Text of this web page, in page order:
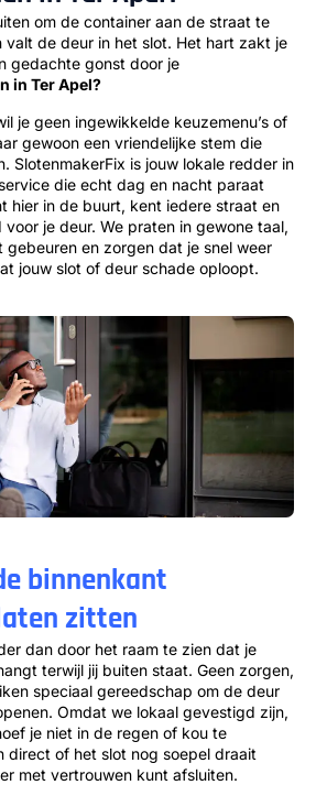
om de container aan de straat te
valt de deur in het slot. Het hart zakt je
gedachte gonst door je
in Ter Apel?
je geen ingewikkelde keuzemenu’s of
gewoon een vriendelijke stem die
SlotenmakerFix is jouw lokale redder in
die echt dag en nacht paraat
hier in de buurt, kent iedere straat en
je deur. We praten in gewone taal,
gebeuren en zorgen dat je snel weer
jouw slot of deur schade oploopt.
binnenkant
zitten
dan door het raam te zien dat je
terwijl jij buiten staat. Geen zorgen,
speciaal gereedschap om de deur
Omdat we lokaal gevestigd zijn,
je niet in de regen of kou te
direct of het slot nog soepel draait
met vertrouwen kunt afsluiten.